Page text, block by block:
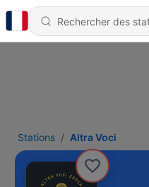
Stations Altra Voci